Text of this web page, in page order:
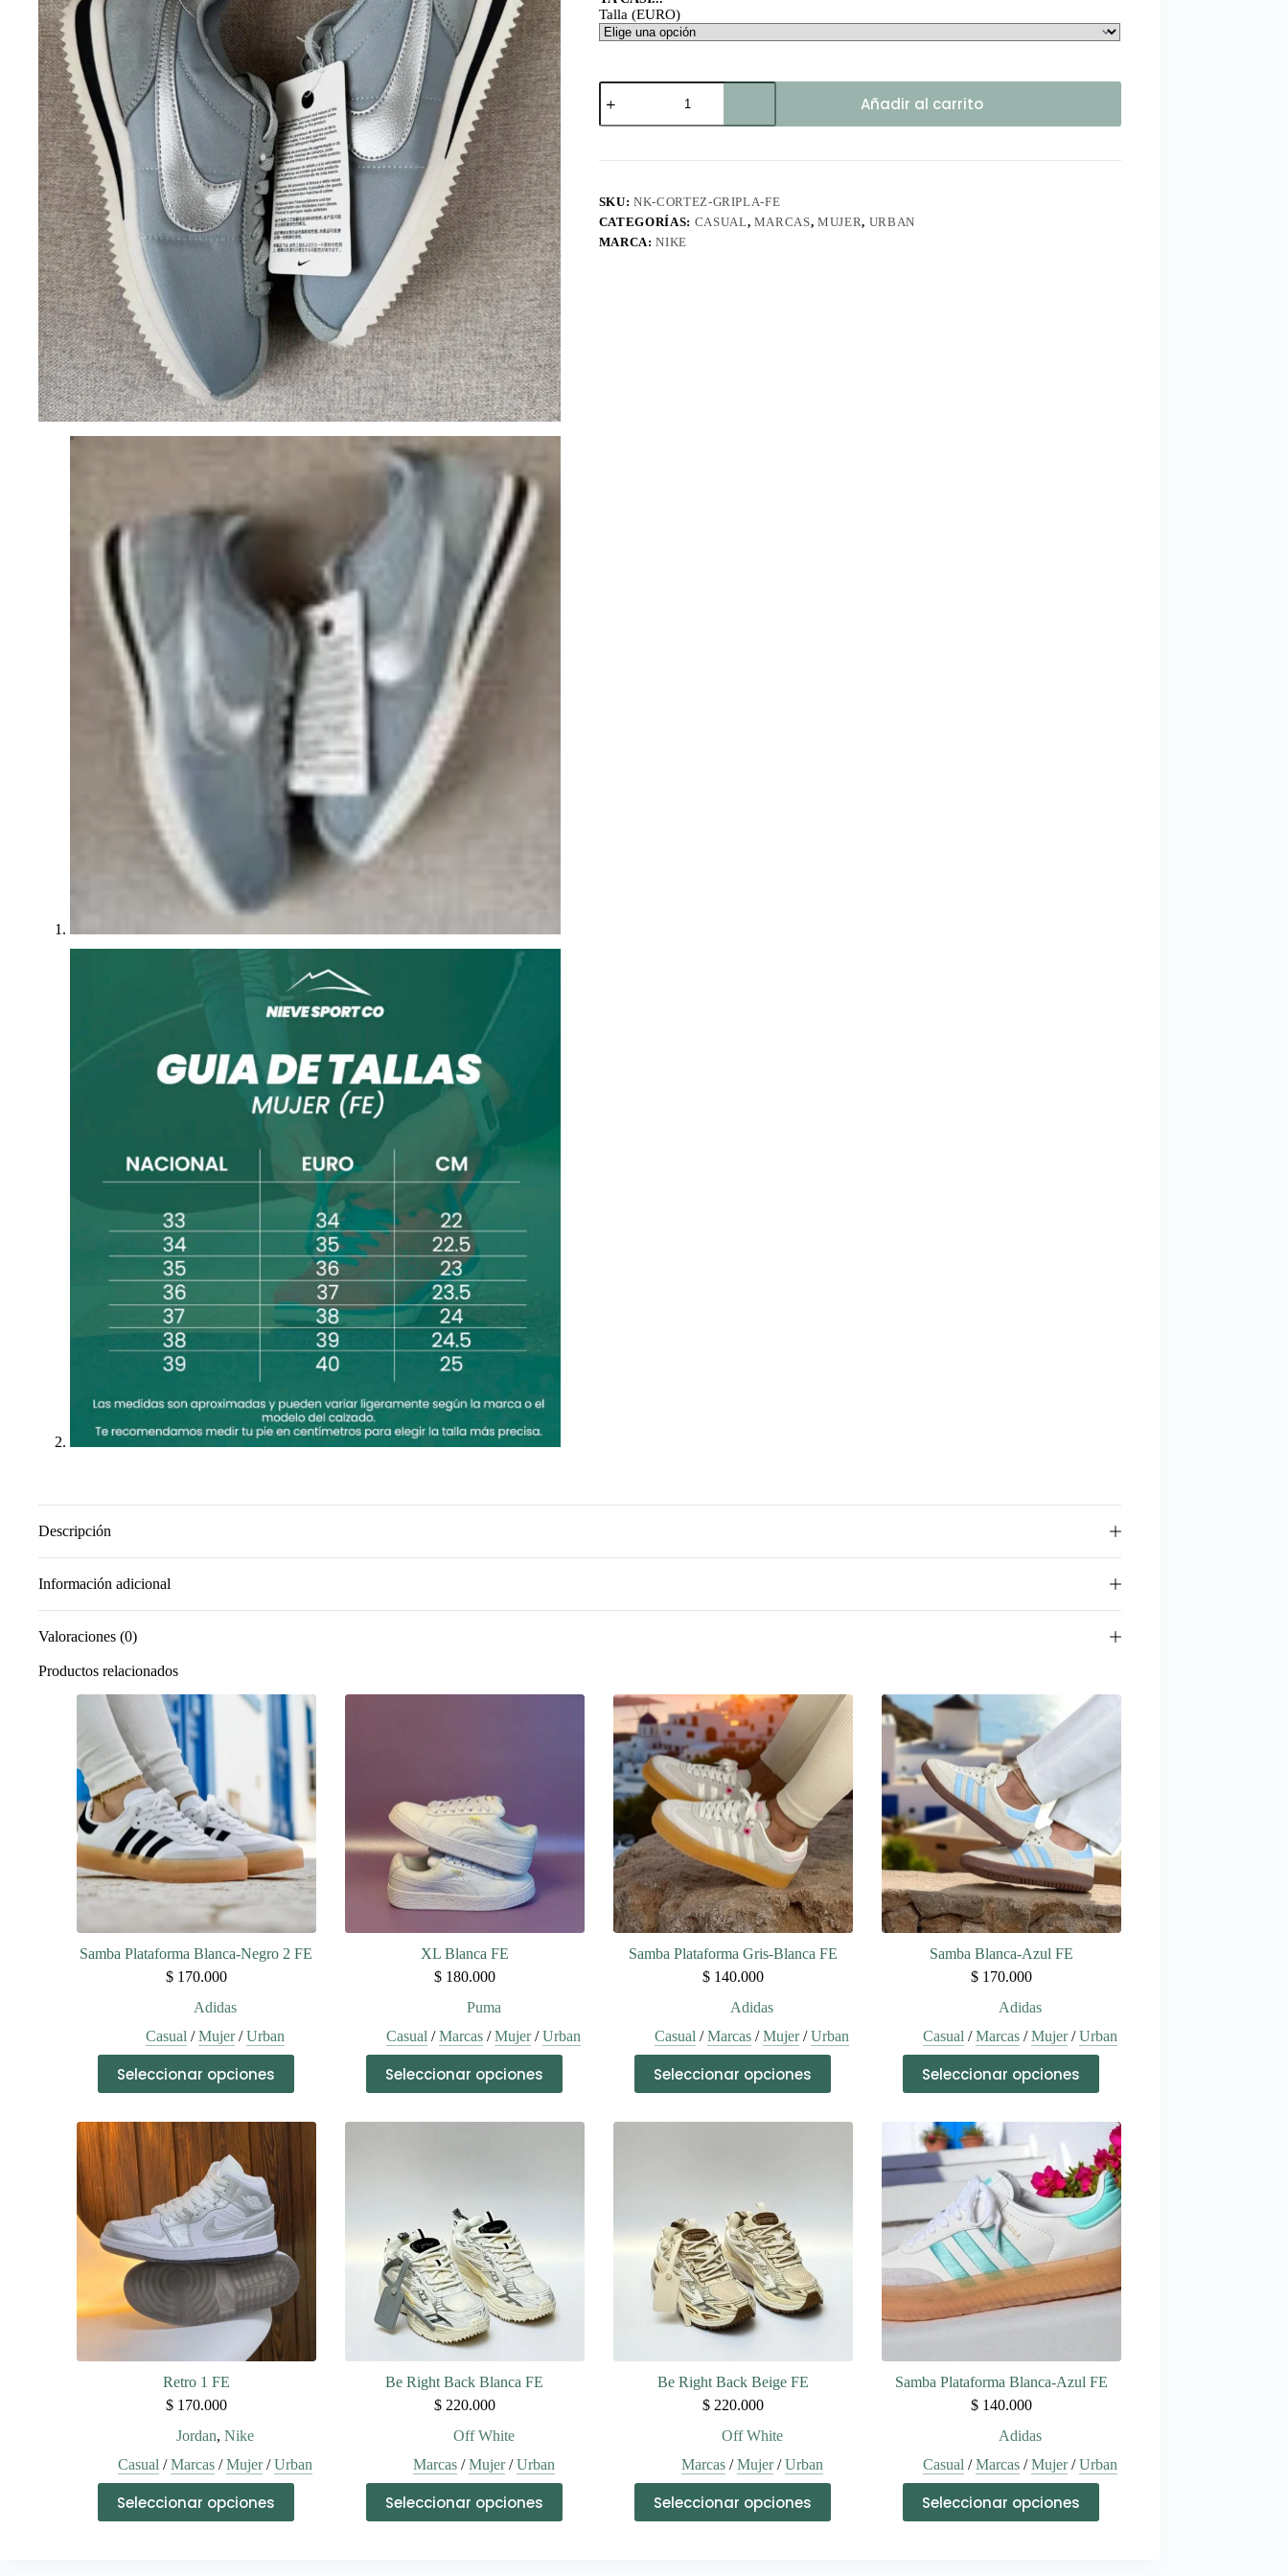
Talla (EURO)
Cortez
Gris-
Plateado
Añadir al carrito
SKU:NK-CORTEZ-GRIPLA-FE
CATEGORÍAS: CASUAL, MARCAS,MUJER, URBAN
MARCA:NIKE
Descripción
Información adicional
Valoraciones (0)
Productos relacionados
Samba Plataforma Blanca-Negro 2 FE
$170.000
Adidas
Casual /Mujer/Urban
Seleccionar opciones
producto
tiene
variantes.
opciones
se
pueden
elegir
en
la
página
de
producto
XL Blanca FE
$180.000
Puma
Casual /Marcas /Mujer/Urban
Seleccionar opciones
producto
tiene
elegir
en
la
página
de
producto
Samba Plataforma Gris-Blanca FE
$140.000
Adidas
Casual /Marcas /Mujer/Urban
Seleccionar opciones
producto
tiene
pueden
elegir
en
la
página
de
producto
Samba Blanca-Azul FE
$170.000
Adidas
Casual /Marcas /Mujer/Urban
Seleccionar opciones
producto
tiene
variantes.
Las
opciones
se
pueden
elegir
en
la
página
de
producto
Retro 1 FE
$170.000
Jordan,Nike
Casual /Marcas /Mujer/Urban
Seleccionar opciones
producto
tiene
Be Right Back Blanca FE
$220.000
Off White
Marcas/Mujer/Urban
Seleccionar opciones
producto
tiene
Be Right Back Beige FE
$220.000
Off White
Marcas/Mujer/Urban
Seleccionar opciones
producto
tiene
Samba Plataforma Blanca-Azul FE
$140.000
Adidas
Casual /Marcas /Mujer/Urban
Seleccionar opciones
producto
tiene